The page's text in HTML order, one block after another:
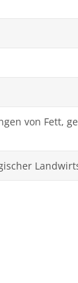
von Fett,